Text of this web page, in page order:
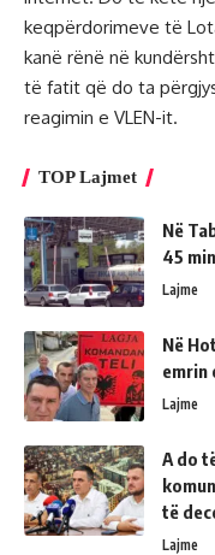
keqpërdorimeve të
kanë rënë në
të fatit që do ta
reagimin e VLEN-it.
TOP Lajmet
Në
45
Lajme
Në
emrin
Lajme
A do
të
Lajme